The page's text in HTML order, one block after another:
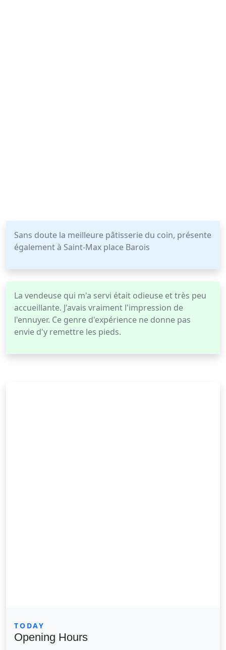
Sans doute la meilleure pâtisserie du coin, présente
également à Saint-Max place Barois
La vendeuse qui m'a servi était odieuse et très peu
accueillante. J'avais vraiment l'impression de
l'ennuyer. Ce genre d'expérience ne donne pas
envie d'y remettre les pieds.
TODAY
Opening Hours